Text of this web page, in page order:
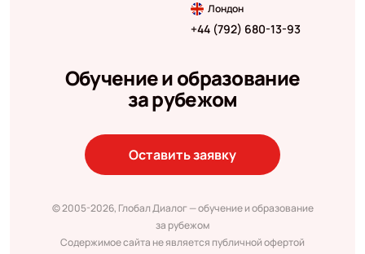
Лондон
+44 (792) 680-13-93
Обучение и образование
за рубежом
Оставить заявку
© 2005-2026, Глобал Диалог — обучение и образование
за рубежом
Содержимое сайта не является публичной офертой